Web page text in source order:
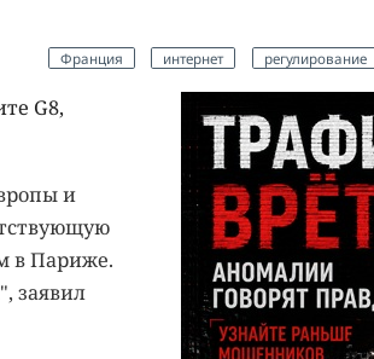
Франция интернет регулирование
G8,
и
в Париже.
заявил